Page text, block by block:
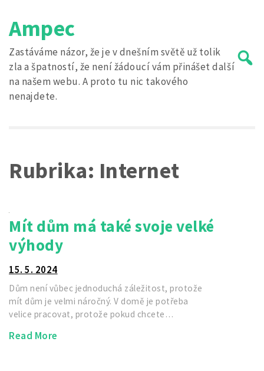
to
content
Ampec
Zastáváme názor, že je v dnešním světě už tolik
zla a špatností, že není žádoucí vám přinášet další
na našem webu. A proto tu nic takového
nenajdete.
Rubrika: Internet
Mít dům má také svoje velké
výhody
15. 5. 2024
Dům není vůbec jednoduchá záležitost, protože
mít dům je velmi náročný. V domě je potřeba
velice pracovat, protože pokud chcete…
Read More